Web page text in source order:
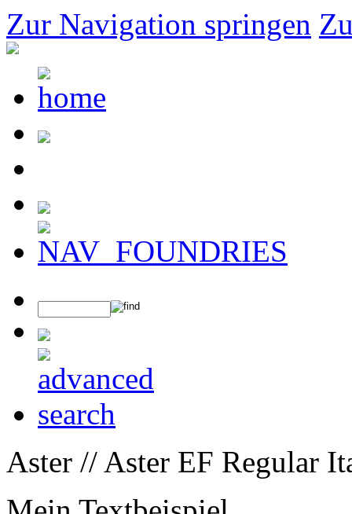
Zur Navigation springen
Aster // Aster EF Regular